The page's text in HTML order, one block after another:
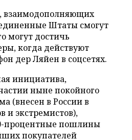
взаимодополняющих
Штаты смогут
могут достичь
когда действуют
дер Ляйен в соцсетях.
инициатива,
ныне покойного
(внесен в России в
и экстремистов),
процентные пошлины
покупателей